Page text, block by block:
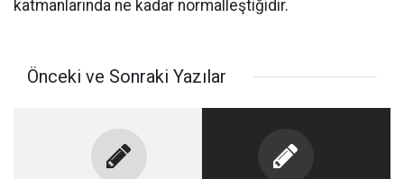
katmanlarında ne kadar normalleştiğidir.
Önceki ve Sonraki Yazılar